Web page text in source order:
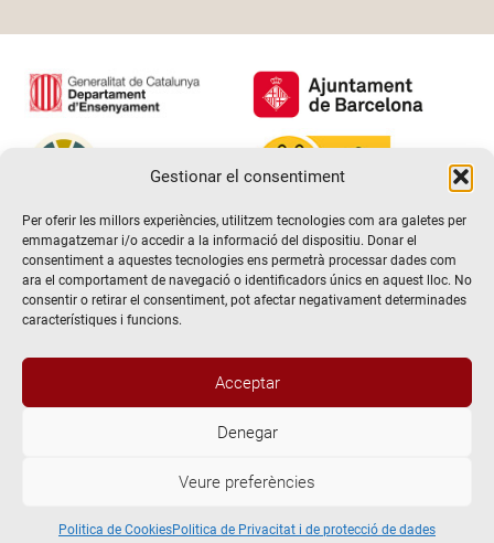
Gestionar el consentiment
Per oferir les millors experiències, utilitzem tecnologies com ara galetes per
emmagatzemar i/o accedir a la informació del dispositiu. Donar el
consentiment a aquestes tecnologies ens permetrà processar dades com
ara el comportament de navegació o identificadors únics en aquest lloc. No
consentir o retirar el consentiment, pot afectar negativament determinades
característiques i funcions.
Acceptar
Denegar
Veure preferències
Politica de CookiesPolitica de Privacitat i de protecció de dades
@2026 Escola de teatre El Timbal. Tots els drets reservats
Avís Legal
Politica de Cookies